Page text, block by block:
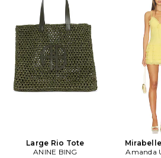
Large Rio Tote
ANINE BING
Amanda